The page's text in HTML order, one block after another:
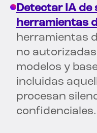
Detectar IA de
herramientas
herramientas
no
modelos y
incluidas
procesan
confidenciales.